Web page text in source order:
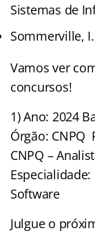
Sistemas de
Sommerville,
Vamos ver
concursos!
1) Ano: 2024
Órgão: CNPQ
CNPQ –
Software
Julgue o